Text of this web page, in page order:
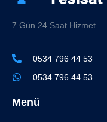
7 Gün 24 Saat Hizmet
0534 796 44 53
0534 796 44 53
Menü